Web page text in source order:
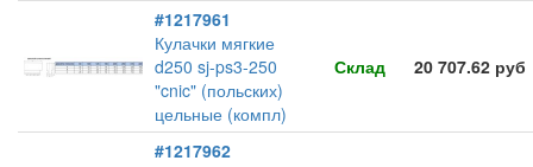
#1217961
Кулачки мягкие
d250 sj-ps3-250
"cnic" (польских)
цельные (компл)
Склад 20 707.62 руб
#1217962